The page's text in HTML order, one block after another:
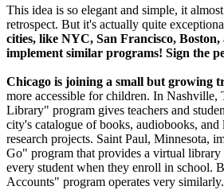
This idea is so elegant and simple, it
retrospect. But it's actually quite
cities, like NYC, San Francisco, Boston,
implement similar programs! Sign the
Chicago is joining a small but growing
more accessible for children. In Nashville,
Library" program gives teachers and
city's catalogue of books, audiobooks, and
research projects. Saint Paul, Minnesota,
Go" program that provides a virtual
every student when they enroll in school.
Accounts" program operates very similarly.